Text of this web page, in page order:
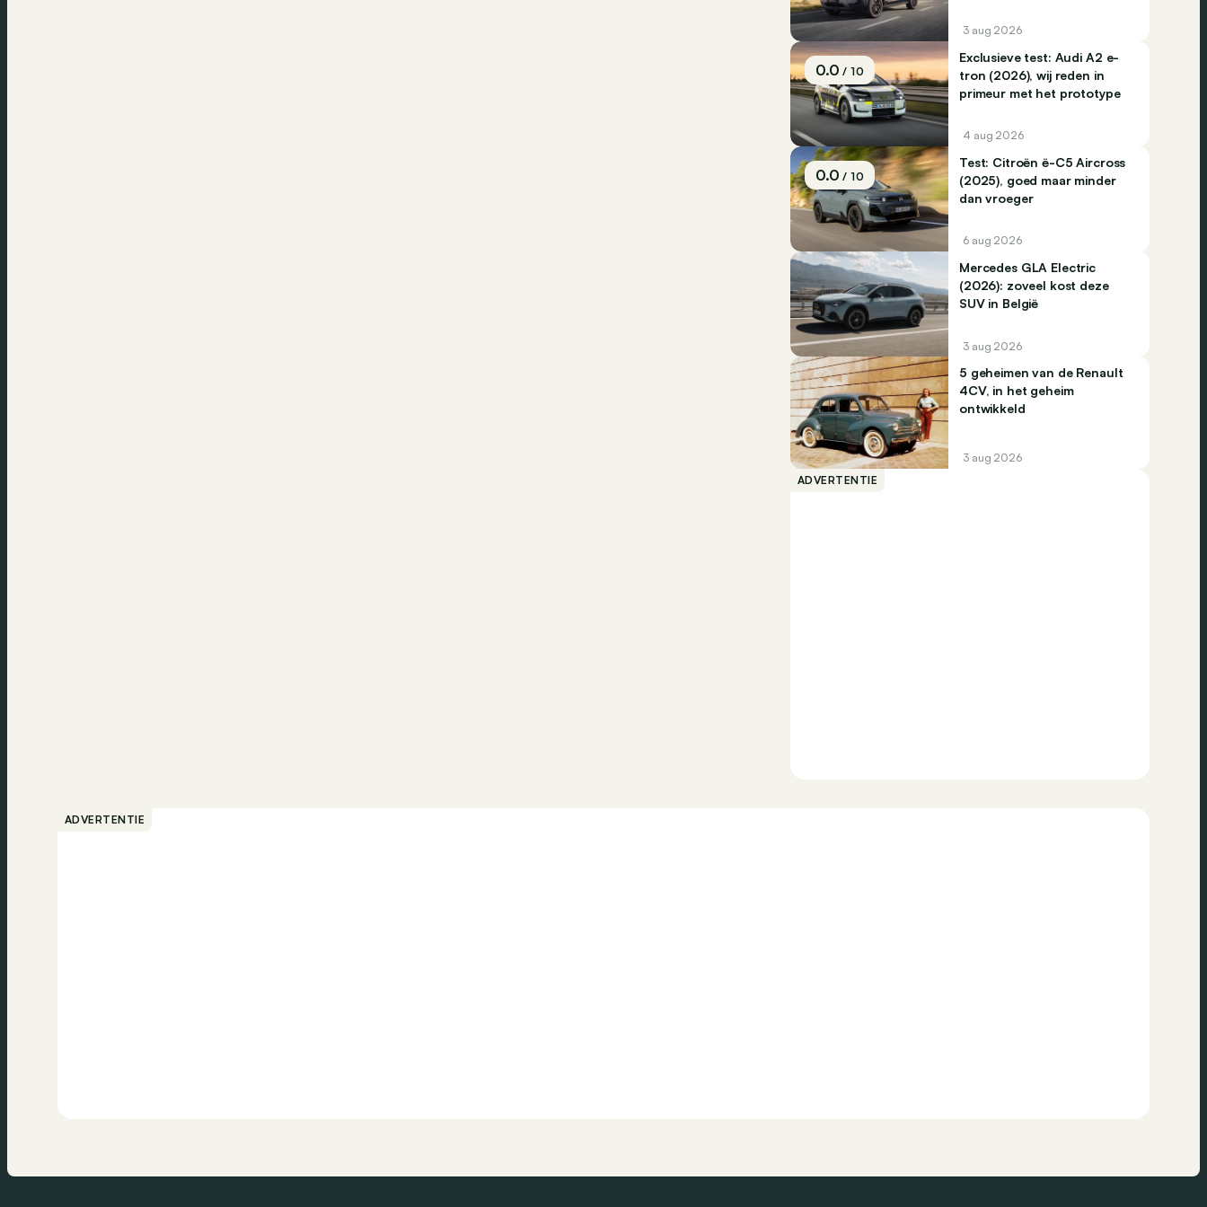
3 aug 2026
0.0/ 10
Exclusieve test: Audi A2 e-
tron (2026), wij reden in
primeur met het prototype
4 aug 2026
0.0/ 10
Test: Citroën ë-C5 Aircross
(2025), goed maar minder
dan vroeger
6 aug 2026
Mercedes GLA Electric
(2026): zoveel kost deze
SUV in België
3 aug 2026
5 geheimen van de Renault
4CV, in het geheim
ontwikkeld
3 aug 2026
ADVERTENTIE
ADVERTENTIE